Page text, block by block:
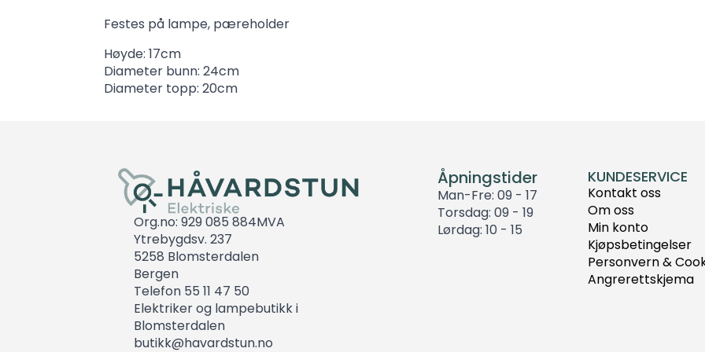
Festes på lampe, pæreholder
Høyde: 17cm
Diameter bunn: 24cm
Diameter topp: 20cm
Org.no: 929 085 884MVA
Ytrebygdsv. 237
5258 Blomsterdalen
Bergen
Telefon 55 11 47 50
Elektriker og lampebutikk i
Blomsterdalen
butikk@havardstun.no
Åpningstider
Man-Fre: 09 - 17
Torsdag: 09 - 19
Lørdag: 10 - 15
KUNDESERVICE
Kontakt oss
Om oss
Min konto
Kjøpsbetingelser
Personvern &
Angrerettskjema